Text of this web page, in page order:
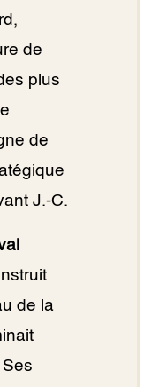
de
plus
de
J.-C.
de la